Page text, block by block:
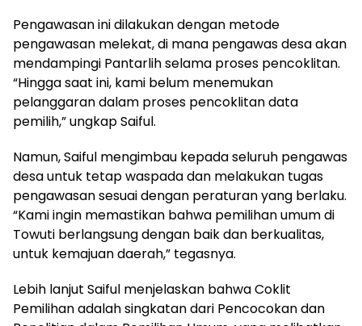
Pengawasan ini dilakukan dengan metode
pengawasan melekat, di mana pengawas desa akan
mendampingi Pantarlih selama proses pencoklitan.
“Hingga saat ini, kami belum menemukan
pelanggaran dalam proses pencoklitan data
pemilih,” ungkap Saiful.
Namun, Saiful mengimbau kepada seluruh pengawas
desa untuk tetap waspada dan melakukan tugas
pengawasan sesuai dengan peraturan yang berlaku.
“Kami ingin memastikan bahwa pemilihan umum di
Towuti berlangsung dengan baik dan berkualitas,
untuk kemajuan daerah,” tegasnya.
Lebih lanjut Saiful menjelaskan bahwa Coklit
Pemilihan adalah singkatan dari Pencocokan dan